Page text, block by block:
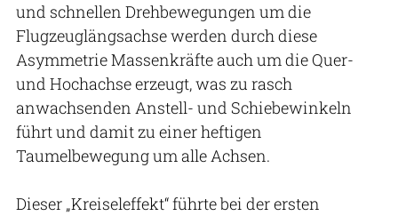
und schnellen Drehbewegungen um die
Flugzeuglängsachse werden durch diese
Asymmetrie Massenkräfte auch um die Quer-
und Hochachse erzeugt, was zu rasch
anwachsenden Anstell- und Schiebewinkeln
führt und damit zu einer heftigen
Taumelbewegung um alle Achsen.
Dieser „Kreiseleffekt“ führte bei der ersten